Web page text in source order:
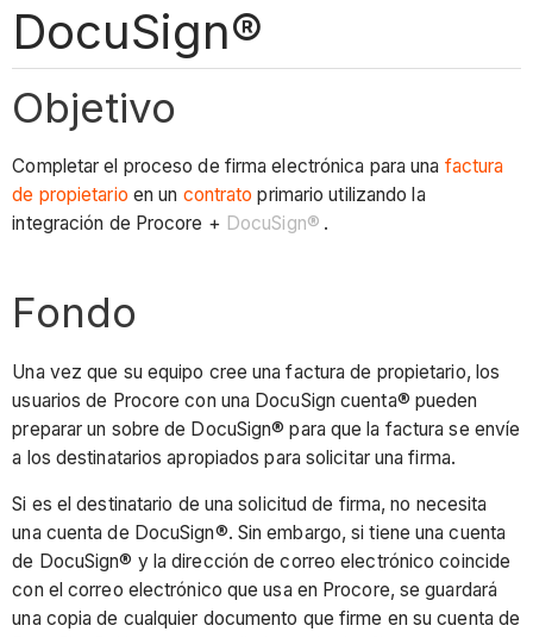
DocuSign®
Objetivo
Completar el proceso de firma electrónica para una factura
de propietario en un contrato primario utilizando la
integración de Procore + DocuSign® .
Fondo
Una vez que su equipo cree una factura de propietario, los
usuarios de Procore con una DocuSign cuenta® pueden
preparar un sobre de DocuSign® para que la factura se envíe
a los destinatarios apropiados para solicitar una firma.
Si es el destinatario de una solicitud de firma, no necesita
una cuenta de DocuSign®. Sin embargo, si tiene una cuenta
de DocuSign® y la dirección de correo electrónico coincide
con el correo electrónico que usa en Procore, se guardará
una copia de cualquier documento que firme en su cuenta de